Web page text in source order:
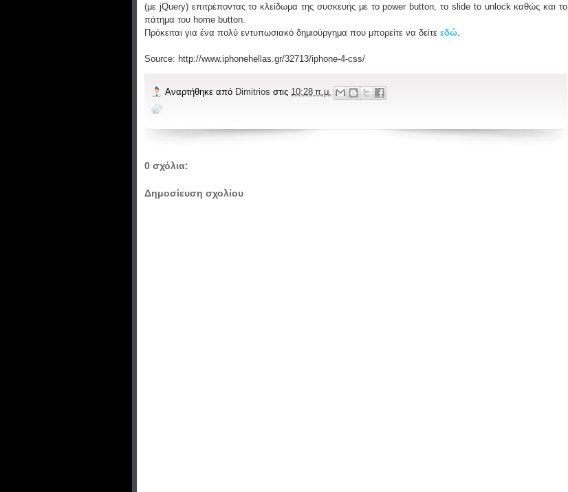
(με jQuery) επιτρέποντας το κλείδωμα της συσκευής με το power button, το slide to unlock καθώς και το
πάτημα του home button.
Πρόκειται για ένα πολύ εντυπωσιακό δημιούργημα που μπορείτε να δείτε εδώ.
Source: http://www.iphonehellas.gr/32713/iphone-4-css/
Αναρτήθηκε από Dimitrios στις 10:28 π.μ.
0 σχόλια:
Δημοσίευση σχολίου